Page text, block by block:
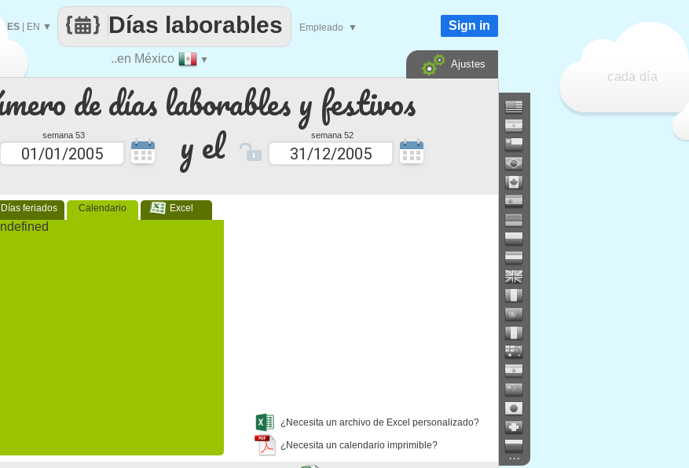
de días laborables y festivos
semana 53 y el semana 52
Días feriados Calendario Excel
¿Necesita un archivo de Excel personalizado?
¿Necesita un calendario imprimible?
cada día
..en México ▼
Días laborables
ES EN ▼ Empleado ▼ Sign in
Ajustes
...